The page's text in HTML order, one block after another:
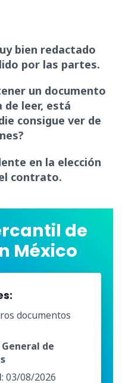
bien redactado
por las partes.
un documento
de leer, está
consigue ver de
en la elección
contrato.
de
México
documentos
General de
: 03/08/2026